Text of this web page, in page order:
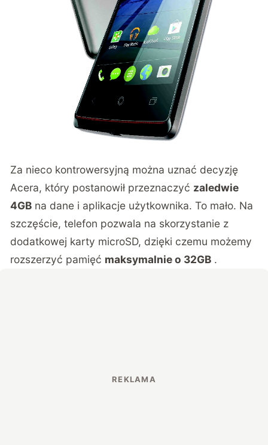
Za nieco kontrowersyjną można uznać decyzję
Acera, który postanowił przeznaczyć zaledwie
4GB na dane i aplikacje użytkownika. To mało. Na
szczęście, telefon pozwala na skorzystanie z
dodatkowej karty microSD, dzięki czemu możemy
rozszerzyć pamięć maksymalnie o 32GB .